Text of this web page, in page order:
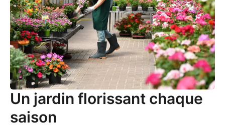
Un jardin florissant chaque
saison